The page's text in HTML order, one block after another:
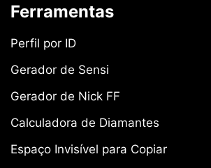
Ferramentas
Perfil por ID
Gerador de Sensi
Gerador de Nick FF
Calculadora de Diamantes
Espaço Invisível para Copiar